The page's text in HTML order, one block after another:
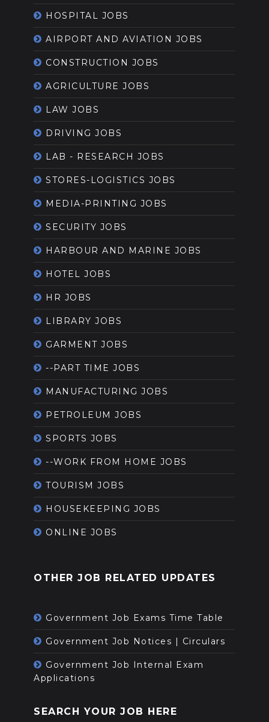
HOSPITAL JOBS
AIRPORT AND AVIATION JOBS
CONSTRUCTION JOBS
AGRICULTURE JOBS
LAW JOBS
DRIVING JOBS
LAB - RESEARCH JOBS
STORES-LOGISTICS JOBS
MEDIA-PRINTING JOBS
SECURITY JOBS
HARBOUR AND MARINE JOBS
HOTEL JOBS
HR JOBS
LIBRARY JOBS
GARMENT JOBS
--PART TIME JOBS
MANUFACTURING JOBS
PETROLEUM JOBS
SPORTS JOBS
--WORK FROM HOME JOBS
TOURISM JOBS
HOUSEKEEPING JOBS
ONLINE JOBS
OTHER JOB RELATED UPDATES
Government Job Exams Time Table
Government Job Notices | Circulars
Government Job Internal Exam
Applications
SEARCH YOUR JOB HERE